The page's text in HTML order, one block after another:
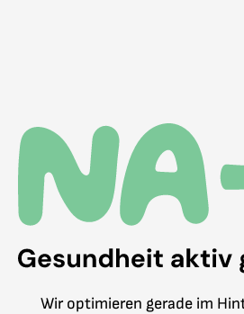
Wir optimieren gerade im